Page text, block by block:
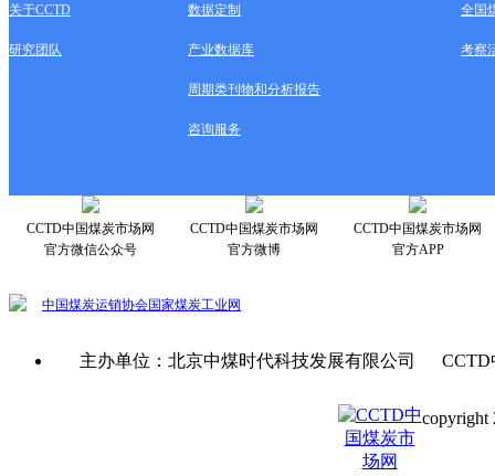
关于CCTD 数据定制 全国
研究团队 产业数据库 考察
周期类刊物和分析报告
咨询服务
CCTD中国煤炭市场网
官方微信公众号
CCTD中国煤炭市场网
官方微博
CCTD中国煤炭市场网
官方APP
中国煤炭运销协会国家煤炭工业网
主办单位：北京中煤时代科技发展有限公司
copyright